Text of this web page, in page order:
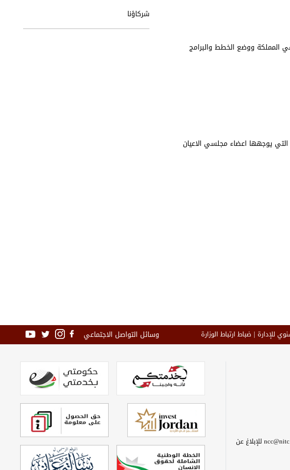
المملكة ووضع الخطط والبرامج
التي يوجهها اعضاء مجلسي الاعيان
شركاؤنا
للإدارة ضباط ارتباط الوزارة وسائل التواصل الاجتماعي
يرجى الاتصال على 065008080 أو إرسال بريد إلكتروني إلى ncc@nitc.gov.jo للإبلاغ عن